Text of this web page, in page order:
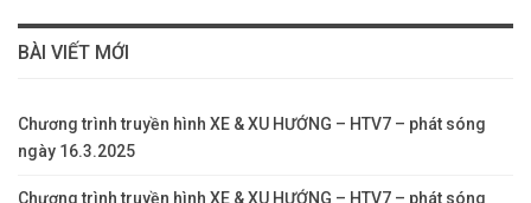
BÀI VIẾT MỚI
Chương trình truyền hình XE & XU HƯỚNG – HTV7 – phát sóng
ngày 16.3.2025
Chương trình truyền hình XE & XU HƯỚNG – HTV7 – phát sóng